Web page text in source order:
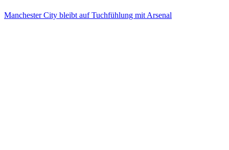
Manchester City bleibt auf Tuchfühlung mit Arsenal